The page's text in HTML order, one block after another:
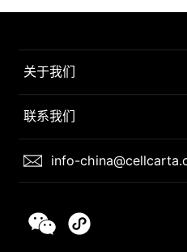
关于我们
联系我们
info-